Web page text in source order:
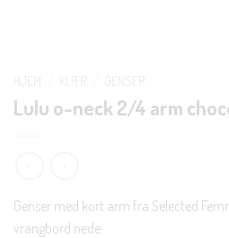
Lulu o-neck 2/4 arm
Genser med kort arm fra Selected
vrangbord nede.